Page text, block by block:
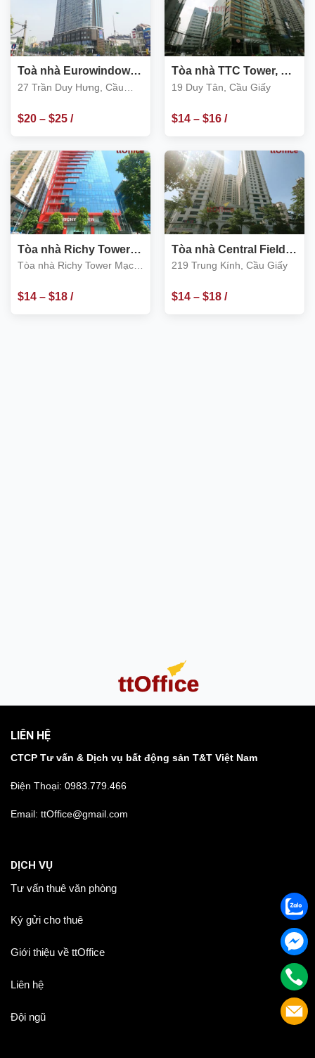
Toà nhà Eurowindows
Trần Duy Hưng
27 Trần Duy Hưng, Cầu
$20– $25/
m2
Tòa nhà TTC Tower, 19
Duy Tân, Cầu Giấy
19 Duy Tân, Cầu Giấy
$14– $16/
m2
Tòa nhà Richy Tower
Mạc Thái Tổ, Cầu Giấy
Tòa nhà Richy Tower Mạc
$14– $18/
Tòa nhà Central Field
219 Trung Kính, Cầu
219 Trung Kính, Cầu Giấy
$14– $18/
LIÊN HỆ
CTCP Tư vấn & Dịch vụ bất động sản T&T Việt Nam
Điện Thoại: 0983.779.466
Email: ttOffice@gmail.com
DỊCH VỤ
Tư vấn thuê văn phòng
Ký gửi cho thuê
Giới thiệu về ttOffice
Liên hệ
Đội ngũ